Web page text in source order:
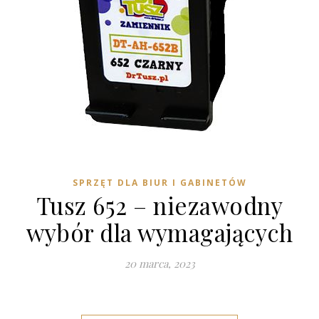
SPRZĘT DLA BIUR I GABINETÓW
Tusz 652 – niezawodny
wybór dla wymagających
20 marca, 2023